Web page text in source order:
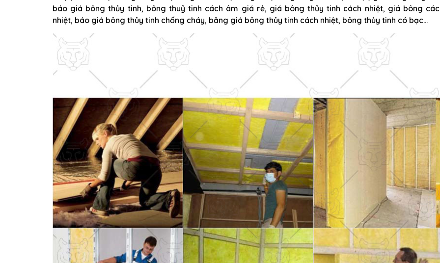
báo giá bông thủy tinh, bông thuỷ tinh cách âm giá rẻ, giá bông thủy tinh cách nhiệt, giá bông
nhiệt, báo giá bông thủy tinh chống cháy, bảng giá bông thủy tinh cách nhiệt, bông thủy tinh có bạc…